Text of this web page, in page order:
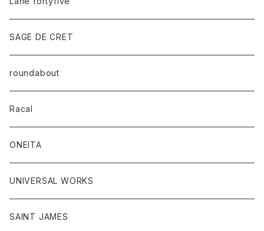
SAGE DE CRET
roundabout
Racal
ONEITA
UNIVERSAL WORKS
SAINT JAMES